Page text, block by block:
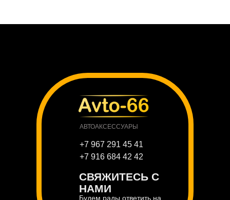
Будем рады ответить на
СВЯЖИТЕСЬ С
НАМИ
АВТОАКСЕССУАРЫ
+7 967 291 45 41
+7 916 684 42 42